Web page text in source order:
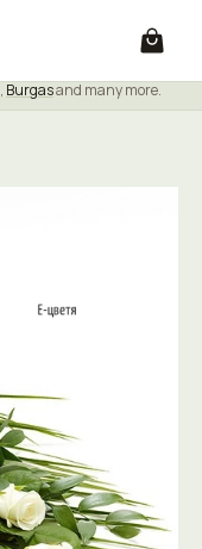
, Burgasand many more.